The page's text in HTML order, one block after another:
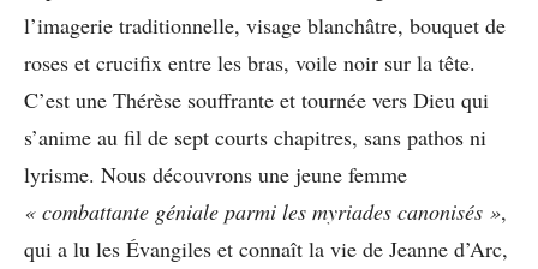
l’imagerie traditionnelle, visage blanchâtre, bouquet de
roses et crucifix entre les bras, voile noir sur la tête.
C’est une Thérèse souffrante et tournée vers Dieu qui
s’anime au fil de sept courts chapitres, sans pathos ni
lyrisme. Nous découvrons une jeune femme
« combattante géniale parmi les myriades canonisés »,
qui a lu les Évangiles et connaît la vie de Jeanne d’Arc,